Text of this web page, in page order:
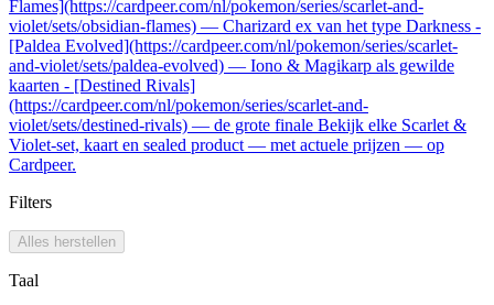
Flames](https://cardpeer.com/nl/pokemon/series/scarlet-and-
violet/sets/obsidian-flames) — Charizard ex van het type Darkness -
[Paldea Evolved](https://cardpeer.com/nl/pokemon/series/scarlet-
and-violet/sets/paldea-evolved) — Iono & Magikarp als gewilde
kaarten - [Destined Rivals]
(https://cardpeer.com/nl/pokemon/series/scarlet-and-
violet/sets/destined-rivals) — de grote finale Bekijk elke Scarlet &
Violet-set, kaart en sealed product — met actuele prijzen — op
Cardpeer.
Filters
Alles herstellen
Taal